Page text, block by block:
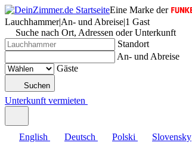
Eine Marke der
Lauchhammer|An- und Abreise|1 Gast
Suche nach Ort, Adressen oder Unterkunft
Standort
An- und Abreise
Gäste
Suchen
Unterkunft vermieten
English Deutsch Polski Slovensky